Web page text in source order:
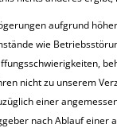
aufgrund
wie
nicht zu unserem
einer
nach Ablauf einer